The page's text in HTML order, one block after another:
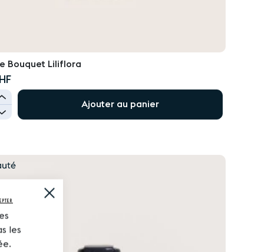
les
Bouquet Liliflora
+
-
Ajouter au panier